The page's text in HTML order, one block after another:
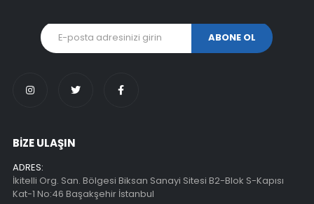
BİZE ULAŞIN
ADRES:
İkitelli Org. San. Bölgesi Biksan Sanayi Sitesi B2-Blok S-Kapısı
Kat-1 No:46 Başakşehir İstanbul